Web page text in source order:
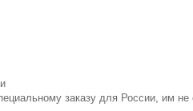
заказу для России, им